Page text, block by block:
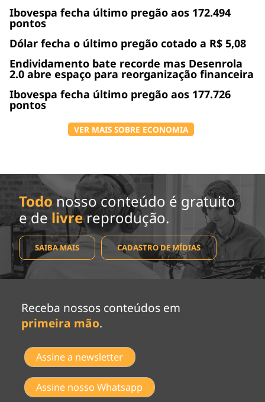
Ibovespa fecha último pregão aos 172.494
pontos
Dólar fecha o último pregão cotado a R$ 5,08
Endividamento bate recorde mas Desenrola
2.0 abre espaço para reorganização financeira
Ibovespa fecha último pregão aos 177.726
pontos
VER MAIS SOBRE ECONOMIA
Todo nosso conteúdo é gratuito
e de livrereprodução.
SAIBA MAIS CADASTRO DE MÍDIAS
Receba nossos conteúdos em
primeira mão.
Assine a newsletter
Assine nosso Whatsapp